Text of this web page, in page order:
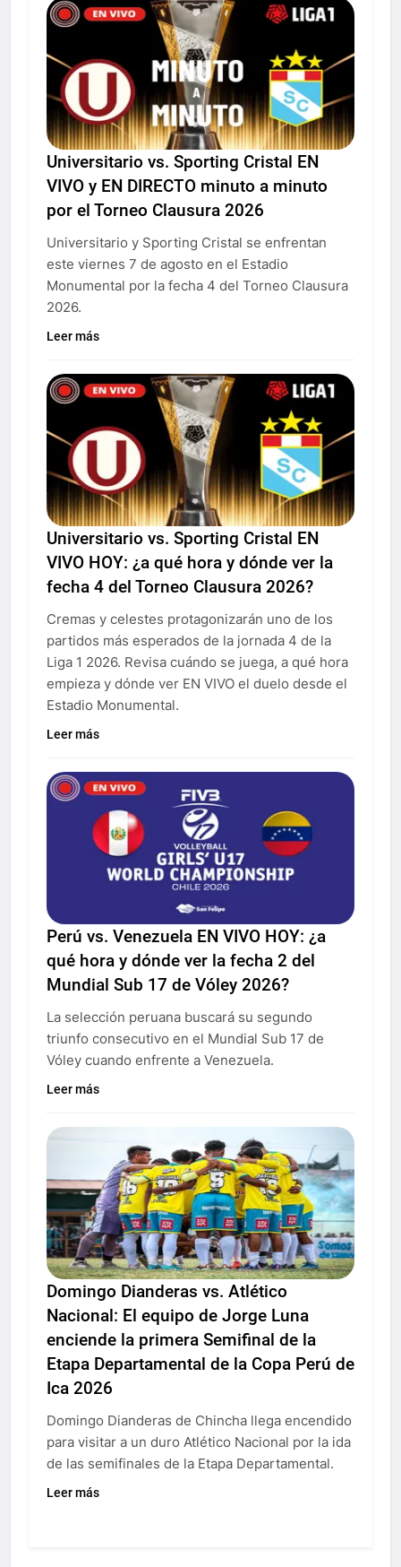
Universitario vs. Sporting Cristal EN
VIVO y EN DIRECTO minuto a minuto
por el Torneo Clausura 2026
Universitario y Sporting Cristal se enfrentan
este viernes 7 de agosto en el Estadio
Monumental por la fecha 4 del Torneo Clausura
2026.
Leer más
Universitario vs. Sporting Cristal EN
VIVO HOY: ¿a qué hora y dónde ver la
fecha 4 del Torneo Clausura 2026?
Cremas y celestes protagonizarán uno de los
partidos más esperados de la jornada 4 de la
Liga 1 2026. Revisa cuándo se juega, a qué hora
empieza y dónde ver EN VIVO el duelo desde el
Estadio Monumental.
Leer más
Perú vs. Venezuela EN VIVO HOY: ¿a
qué hora y dónde ver la fecha 2 del
Mundial Sub 17 de Vóley 2026?
La selección peruana buscará su segundo
triunfo consecutivo en el Mundial Sub 17 de
Vóley cuando enfrente a Venezuela.
Leer más
Domingo Dianderas vs. Atlético
Nacional: El equipo de Jorge Luna
enciende la primera Semifinal de la
Etapa Departamental de la Copa Perú de
Ica 2026
Domingo Dianderas de Chincha llega encendido
para visitar a un duro Atlético Nacional por la ida
de las semifinales de la Etapa Departamental.
Leer más